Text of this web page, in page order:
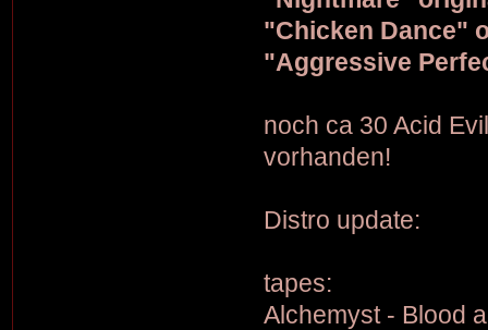
"Chicken Dance"
"Aggressive
noch ca 30 Acid
vorhanden!
Distro update:
tapes:
Alchemyst - Blood